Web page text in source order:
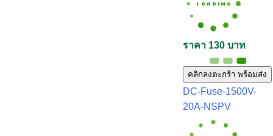
ราคา 130 บาท
คลิกลงตะกร้า พร้อมส่ง
DC-Fuse-1500V-
20A-NSPV